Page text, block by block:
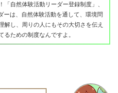
「自然体験活動リーダー登録制度」、
ーは、自然体験活動を通して、環境問
解し、周りの人にもその大切さを伝え
るための制度なんですよ。